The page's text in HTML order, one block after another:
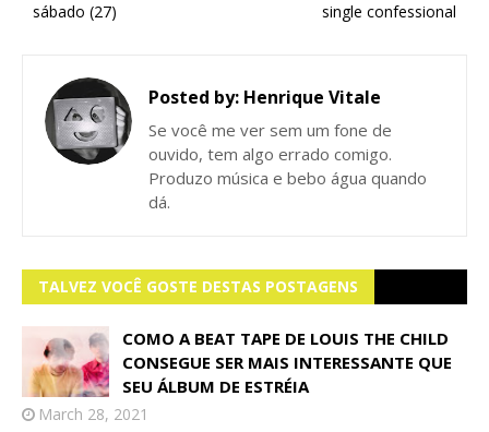
single confessional
sábado (27)
Posted by: Henrique Vitale
Se você me ver sem um fone de
ouvido, tem algo errado comigo.
Produzo música e bebo água quando
dá.
TALVEZ VOCÊ GOSTE DESTAS POSTAGENS
COMO A BEAT TAPE DE LOUIS THE CHILD
CONSEGUE SER MAIS INTERESSANTE QUE
SEU ÁLBUM DE ESTRÉIA
March 28, 2021